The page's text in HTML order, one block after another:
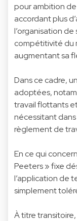
pour ambition
accordant plus
l’organisation
compétitivité du
augmentant sa
Dans ce cadre,
adoptées,
travail flottants
nécessitant
règlement de
En ce qui
Peeters » fixe
l’application de
simplement
À titre